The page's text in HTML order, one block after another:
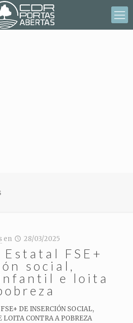
en 28/03/2025
Estatal FSE+
social,
e loita
DE INSERCIÓN SOCIAL,
CONTRA A POBREZA